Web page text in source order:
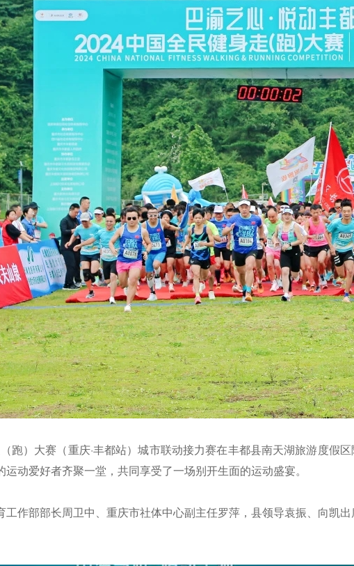
跑）大赛（重庆·丰都站）城市联动接力赛在丰都县南天湖旅游度假区
动爱好者齐聚一堂，共同享受了一场别开生面的运动盛宴。
工作部部长周卫中、重庆市社体中心副主任罗萍，县领导袁振、向凯